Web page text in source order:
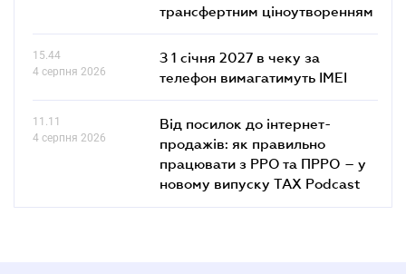
трансфертним ціноутворенням
15.44
4 серпня 2026
З 1 січня 2027 в чеку за
телефон вимагатимуть IMEI
11.11
4 серпня 2026
Від посилок до інтернет-
продажів: як правильно
працювати з РРО та ПРРО – у
новому випуску TAX Podcast